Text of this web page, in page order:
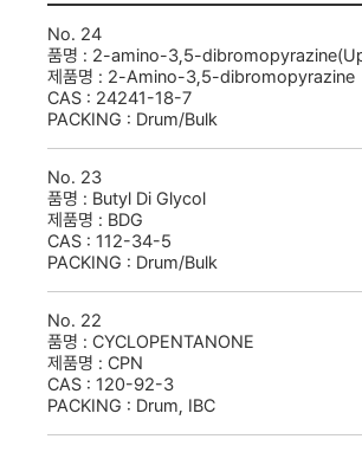
기타제품
전체제품
No. 24
품명 : 2-amino-3,5-
제품명 : 2-Amino-3,5-dibromopyrazine
CAS : 24241-18-7
PACKING : Drum/Bulk
No. 23
품명 : Butyl Di Glycol
제품명 : BDG
CAS : 112-34-5
PACKING : Drum/Bulk
No. 22
품명 : CYCLOPENTANONE
제품명 : CPN
CAS : 120-92-3
PACKING : Drum, IBC